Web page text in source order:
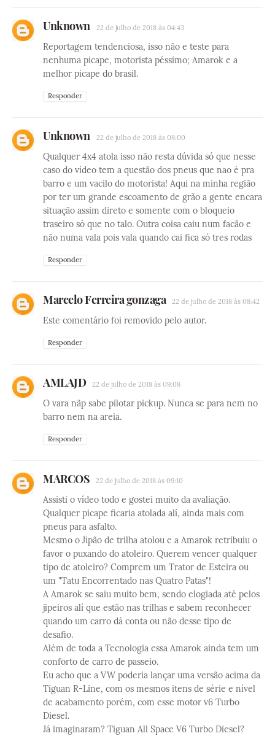
Unknown 22 de julho de 2018 às 04:43
Reportagem tendenciosa, isso não e teste para
nenhuma picape, motorista péssimo; Amarok e a
melhor picape do brasil.
Responder
Unknown 22 de julho de 2018 às 08:00
Qualquer 4x4 atola isso não resta dúvida só que nesse
caso do vídeo tem a questão dos pneus que nao é pra
barro e um vacilo do motorista! Aqui na minha região
por ter um grande escoamento de grão a gente encara
situação assim direto e somente com o bloqueio
traseiro só que no talo. Outra coisa caiu num facão e
não numa vala pois vala quando cai fica só tres rodas
Responder
Marcelo Ferreira gonzaga 22 de julho de 2018 às 08:42
Este comentário foi removido pelo autor.
Responder
AMLAJD 22 de julho de 2018 às 09:08
O vara nãp sabe pilotar pickup. Nunca se para nem no
barro nem na areia.
Responder
MARCOS 22 de julho de 2018 às 09:10
Assisti o vídeo todo e gostei muito da avaliação.
Qualquer picape ficaria atolada alí, ainda mais com
pneus para asfalto.
Mesmo o Jipão de trilha atolou e a Amarok retribuiu o
favor o puxando do atoleiro. Querem vencer qualquer
tipo de atoleiro? Comprem um Trator de Esteira ou
um "Tatu Encorrentado nas Quatro Patas"!
A Amarok se saiu muito bem, sendo elogiada até pelos
jipeiros alí que estão nas trilhas e sabem reconhecer
quando um carro dá conta ou não desse tipo de
desafio.
Além de toda a Tecnologia essa Amarok ainda tem um
conforto de carro de passeio.
Eu acho que a VW poderia lançar uma versão acima da
Tiguan R-Line, com os mesmos itens de série e nível
de acabamento porém, com esse motor v6 Turbo
Diesel.
Já imaginaram? Tiguan All Space V6 Turbo Diesel?